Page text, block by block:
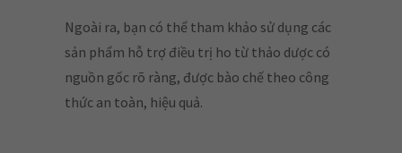
Ngoài ra, bạn có thể tham khảo sử dụng các
sản phẩm hỗ trợ điều trị ho từ thảo dược có
nguồn gốc rõ ràng, được bào chế theo công
thức an toàn, hiệu quả.